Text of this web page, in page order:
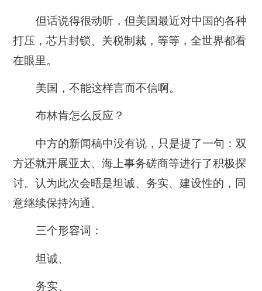
但话说得很动听，但美国最近对中国的各种
打压，芯片封锁、关税制裁，等等，全世界都看
在眼里。
美国，不能这样言而不信啊。
布林肯怎么反应？
中方的新闻稿中没有说，只是提了一句： 双
方还就开展亚太、海上事务磋商等进行了积极探
讨。认为此次会晤是坦诚、务实、建设性的，同
意继续保持沟通。
三个形容词：
坦诚、
务实、